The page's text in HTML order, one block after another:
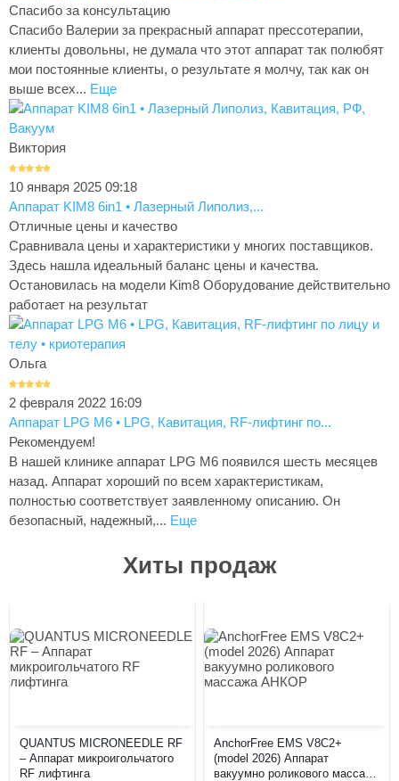
Спасибо за консультацию
Спасибо Валерии за прекрасный аппарат прессотерапии,
клиенты довольны, не думала что этот аппарат так полюбят
мои постоянные клиенты, о результате я молчу, так как он
выше всех... Еще
Виктория
10 января 2025 09:18
Аппарат KIM8 6in1 • Лазерный Липолиз,...
Отличные цены и качество
Сравнивала цены и характеристики у многих поставщиков.
Здесь нашла идеальный баланс цены и качества.
Остановилась на модели Kim8 Оборудование действительно
работает на результат
Ольга
2 февраля 2022 16:09
Аппарат LPG M6 • LPG, Кавитация, RF-лифтинг по...
Рекомендуем!
В нашей клинике аппарат LPG M6 появился шесть месяцев
назад. Аппарат хороший по всем характеристикам,
полностью соответствует заявленному описанию. Он
безопасный, надежный,... Еще
Хиты продаж
QUANTUS MICRONEEDLE RF
– Аппарат микроигольчатого
RF лифтинга
AnchorFree EMS V8C2+
(model 2026) Аппарат
вакуумно роликового массажа